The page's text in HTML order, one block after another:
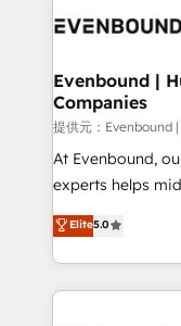
to accompany
Data & Content
Agent Creation
Migration Why 1406 We become part of your team.
Your team learns
broke. Built for
solutions that
HubSpot
retention 📅 8+
Evenbound |
Companies
提供元：Evenbound
At Evenbound,
experts helps
achieve real
tailored solutions
HubSpot’s
Technical Solutions: - HubSpot Technical
Elite5.0